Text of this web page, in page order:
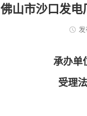
佛山市沙口发
承办单
受理法